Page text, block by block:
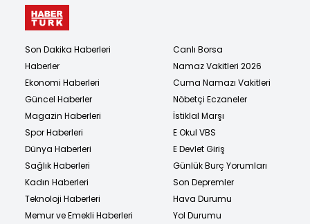
Son Dakika Haberleri
Haberler
Ekonomi Haberleri
Güncel Haberler
Magazin Haberleri
Spor Haberleri
Dünya Haberleri
Sağlık Haberleri
Kadın Haberleri
Teknoloji Haberleri
Memur ve Emekli Haberleri
Canlı Borsa
Namaz Vakitleri 2026
Cuma Namazı Vakitleri
Nöbetçi Eczaneler
İstiklal Marşı
E Okul VBS
E Devlet Giriş
Günlük Burç Yorumları
Son Depremler
Hava Durumu
Yol Durumu